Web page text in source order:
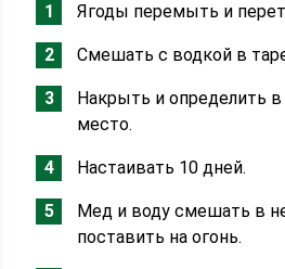
Ягоды перемыть и
Смешать с водкой в
Накрыть и определить
место.
Настаивать 10 дней.
Мед и воду смешать в
поставить на огонь.